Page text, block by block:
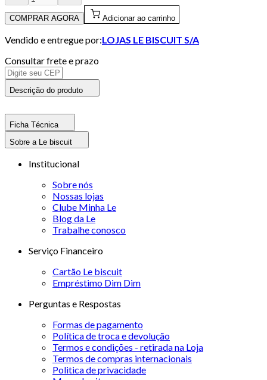
COMPRAR AGORA Adicionar ao carrinho
Vendido e entregue por:LOJAS LE BISCUIT S/A
Consultar frete e prazo
Descrição do produto
Ficha Técnica
Sobre a Le biscuit
Institucional
Sobre nós
Nossas lojas
Clube Minha Le
Blog da Le
Trabalhe conosco
Serviço Financeiro
Cartão Le biscuit
Empréstimo Dim Dim
Perguntas e Respostas
Formas de pagamento
Política de troca e devolução
Termos e condições - retirada na Loja
Termos de compras internacionais
Politica de privacidade